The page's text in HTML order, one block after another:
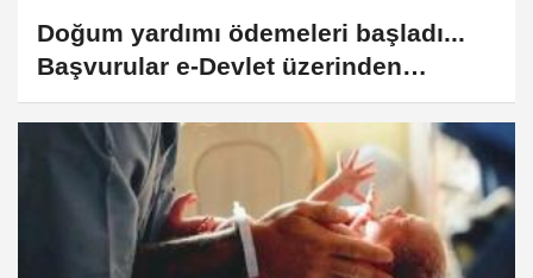
Doğum yardımı ödemeleri başladı...
Başvurular e-Devlet üzerinden
alınıyor